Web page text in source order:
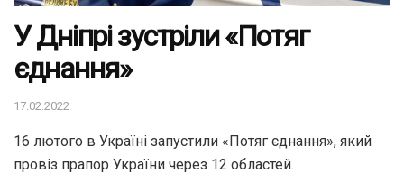
У Дніпрі зустріли «Потяг
єднання»
17.02.2022
16 лютого в Україні запустили «Потяг єднання», який
провіз прапор України через 12 областей.